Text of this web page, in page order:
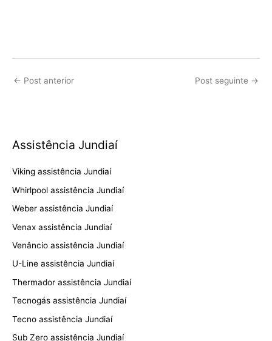
← Post anterior Post seguinte →
Assistência Jundiaí
Viking assistência Jundiaí
Whirlpool assistência Jundiaí
Weber assistência Jundiaí
Venax assistência Jundiaí
Venâncio assistência Jundiaí
U-Line assistência Jundiaí
Thermador assistência Jundiaí
Tecnogás assistência Jundiaí
Tecno assistência Jundiaí
Sub Zero assistência Jundiaí